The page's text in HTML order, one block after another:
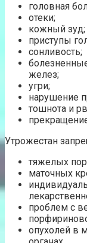
головная
отеки;
кожный зуд;
приступы
сонливость;
желез;
угри;
нарушение
тошнота и
Утрожестан
тяжелых
маточных
проблем с
опухолей в